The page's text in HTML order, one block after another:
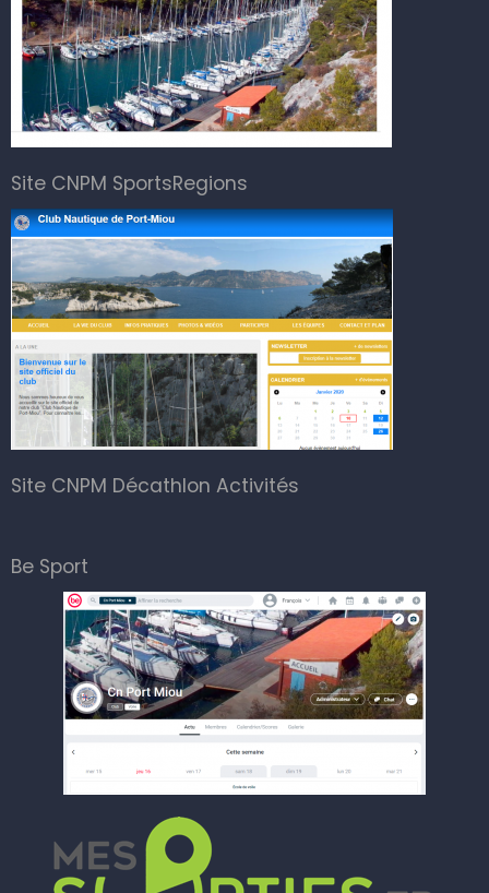
Site CNPM SportsRegions
Site CNPM Décathlon Activités
Be Sport